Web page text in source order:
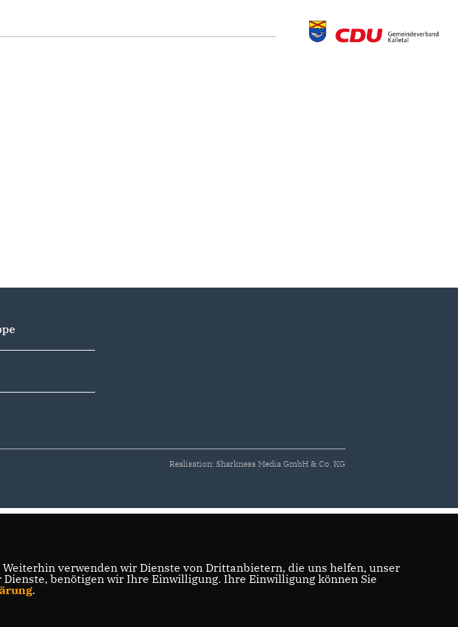
Realisation: Sharkness Media GmbH & Co. KG
verwenden wir Dienste von Drittanbietern, die uns helfen, unser
benötigen wir Ihre Einwilligung. Ihre Einwilligung können Sie
.